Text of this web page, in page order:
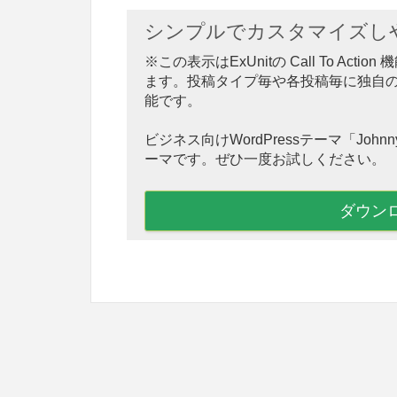
シンプルでカスタマイズし
※この表示はExUnitの Call To Action
ます。投稿タイプ毎や各投稿毎に独自
能です。
ビジネス向けWordPressテーマ「
ーマです。ぜひ一度お試しください。
ダウン